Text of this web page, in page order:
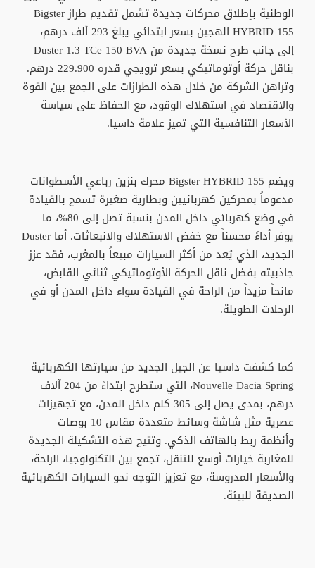
الوطنية بإطلاق محركات جديدة تشمل تقديم طراز Bigster
HYBRID 155 الهجين بسعر ابتدائي يبلغ 293 ألف درهم،
إلى جانب طرح نسخة جديدة من Duster 1.3 TCe 150 BVA
بناقل حركة أوتوماتيكي بسعر ترويجي قدره 229.900 درهم.
وتراهن الشركة من خلال هذه الطرازات على الجمع بين القوة
والاقتصاد في استهلاك الوقود، مع الحفاظ على سياسة
الأسعار التنافسية التي تميز علامة داسيا.
ويضم Bigster HYBRID 155 محرك بنزين رباعي الأسطوانات
مدعوماً بمحركين كهربائيين وبطارية صغيرة تسمح بالقيادة
في وضع كهربائي داخل المدن بنسبة تصل إلى 80%، ما
يوفر أداءً محسناً مع خفض الاستهلاك والانبعاثات. أما Duster
الجديد، الذي يُعد من أكثر السيارات مبيعاً بالمغرب، فقد عزز
جاذبيته بفضل ناقل الحركة الأوتوماتيكي ثنائي القابض،
مانحاً مزيداً من الراحة في القيادة سواء داخل المدن أو في
الرحلات الطويلة.
كما كشفت داسيا عن الجيل الجديد من سيارتها الكهربائية
Nouvelle Dacia Spring، التي ستطرح ابتداءً من 204 آلاف
درهم، بمدى يصل إلى 305 كلم داخل المدن، مع تجهيزات
عصرية مثل شاشة وسائط متعددة مقاس 10 بوصات
وأنظمة ربط بالهاتف الذكي. وتتيح هذه التشكيلة الجديدة
للمغاربة خيارات أوسع للتنقل، تجمع بين التكنولوجيا، الراحة،
والأسعار المدروسة، مع تعزيز التوجه نحو السيارات الكهربائية
الصديقة للبيئة.